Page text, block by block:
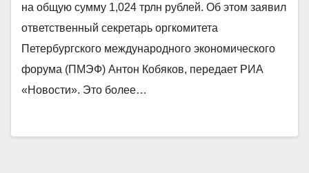
на общую сумму 1,024 трлн рублей. Об этом заявил
ответственный секретарь оргкомитета
Петербургского международного экономического
форума (ПМЭФ) Антон Кобяков, передает РИА
«Новости». Это более…